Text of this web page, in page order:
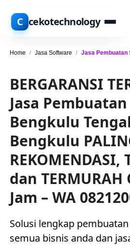
C cekotechnology
Home / Jasa Software / Jasa Pembuatan
BERGARANSI
Jasa
Bengkulu
Bengkulu
REKOMENDASI,
dan
Jam – WA
Solusi lengkap
semua bisnis anda dan